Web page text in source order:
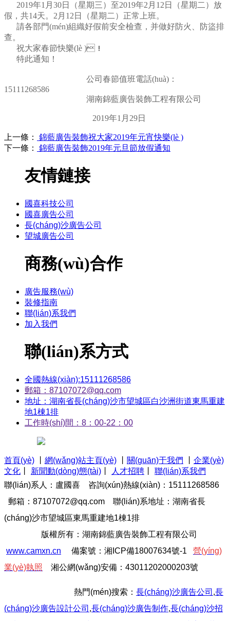
2019年1月30日（星期三）至2019年2月12日（星期二）放
假，共14天。2月12日（星期二）正常上班。
請各部門(mén)組織好假前安全檢查，并做好防火、防盜排
查。
祝大家春節快樂(lè )！
特此通知！
公司春節值班電話(huà)：
15111268586
湖南錦藍廣告裝飾工程有限公司
2019年1月29日
上一條：
錦藍廣告裝飾祝大家2019年元宵快樂(lè )
下一條：
錦藍廣告裝飾2019年元旦節放假通知
友情鏈接
國喜科技公司
國喜廣告公司
長(cháng)沙廣告公司
望城廣告公司
商務(wù)合作
廣告服務(wù)
裝修指南
聯(lián)系我們
加入我們
聯(lián)系方式
全國熱線(xiàn):15111268586
郵箱：87107072@qq.com
地址：湖南省長(cháng)沙市望城區白沙洲街道東馬重建
地1棟1排
工作時(shí)間：8：00-22：00
首頁(yè) 網(wǎng)站主頁(yè) 關(guān)于我們
企業(yè)
文化
新聞動(dòng)態(tài) 人才招聘
聯(lián)系我們
聯(lián)系人：盧國喜 咨詢(xún)熱線(xiàn)：15111268586
郵箱：87107072@qq.com
聯(lián)系地址：湖南省長
(cháng)沙市望城區東馬重建地1棟1排
版權所有：湖南錦藍廣告裝飾工程有限公司
www.camxn.cn 備案號： 湘I CP備18007634號-1
營(yíng)
業(yè)執照
湘公網(wǎng)安備：43011202000203號
熱門(mén)搜索： 長(cháng)沙廣告公司 ,長
(cháng)沙廣告設計公司 ,長(cháng)沙廣告制作,長(cháng)沙招